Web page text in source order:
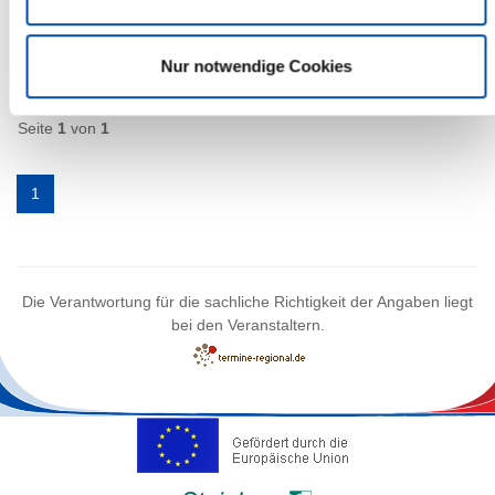
Nur notwendige Cookies
1 Veranstaltungen
Seite 1 von 1
1
Die Verantwortung für die sachliche Richtigkeit der Angaben liegt
bei den Veranstaltern.